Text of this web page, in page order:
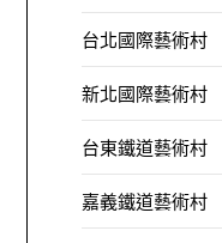
台北國際藝術村
新北國際藝術村
台東鐵道藝術村
嘉義鐵道藝術村